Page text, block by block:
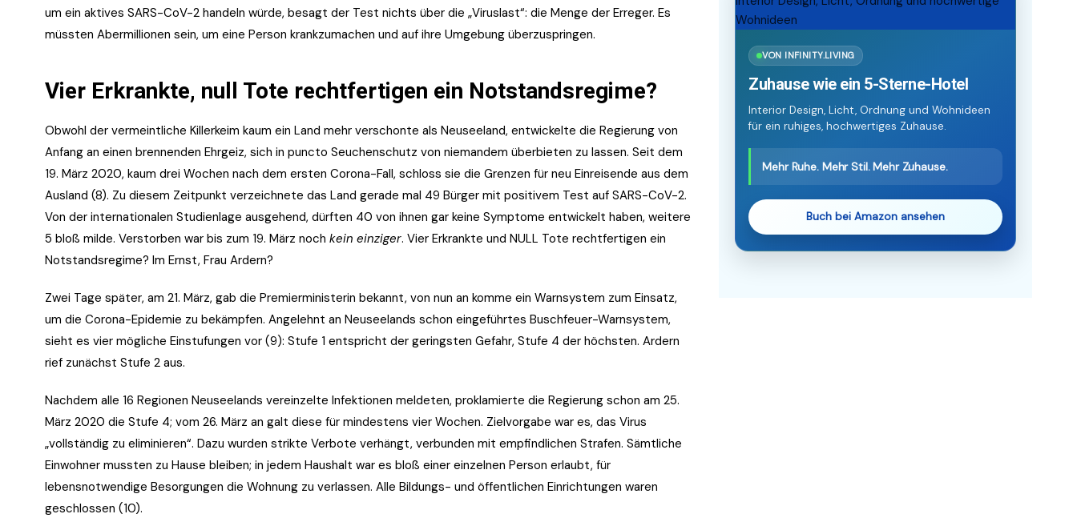
um ein aktives SARS-CoV-2 handeln würde, besagt der Test nichts über die „Viruslast“: die Menge der Erreger. Es
müssten Abermillionen sein, um eine Person krankzumachen und auf ihre Umgebung überzuspringen.
Vier Erkrankte, null Tote rechtfertigen ein Notstandsregime?
Obwohl der vermeintliche Killerkeim kaum ein Land mehr verschonte als Neuseeland, entwickelte die Regierung von
Anfang an einen brennenden Ehrgeiz, sich in puncto Seuchenschutz von niemandem überbieten zu lassen. Seit dem
19. März 2020, kaum drei Wochen nach dem ersten Corona-Fall, schloss sie die Grenzen für neu Einreisende aus dem
Ausland (8). Zu diesem Zeitpunkt verzeichnete das Land gerade mal 49 Bürger mit positivem Test auf SARS-CoV-2.
Von der internationalen Studienlage ausgehend, dürften 40 von ihnen gar keine Symptome entwickelt haben, weitere
5 bloß milde. Verstorben war bis zum 19. März noch kein einziger. Vier Erkrankte und NULL Tote rechtfertigen ein
Notstandsregime? Im Ernst, Frau Ardern?
Zwei Tage später, am 21. März, gab die Premierministerin bekannt, von nun an komme ein Warnsystem zum Einsatz,
um die Corona-Epidemie zu bekämpfen. Angelehnt an Neuseelands schon eingeführtes Buschfeuer-Warnsystem,
sieht es vier mögliche Einstufungen vor (9): Stufe 1 entspricht der geringsten Gefahr, Stufe 4 der höchsten. Ardern
rief zunächst Stufe 2 aus.
Nachdem alle 16 Regionen Neuseelands vereinzelte Infektionen meldeten, proklamierte die Regierung schon am 25.
März 2020 die Stufe 4; vom 26. März an galt diese für mindestens vier Wochen. Zielvorgabe war es, das Virus
„vollständig zu eliminieren“. Dazu wurden strikte Verbote verhängt, verbunden mit empfindlichen Strafen. Sämtliche
Einwohner mussten zu Hause bleiben; in jedem Haushalt war es bloß einer einzelnen Person erlaubt, für
lebensnotwendige Besorgungen die Wohnung zu verlassen. Alle Bildungs- und öffentlichen Einrichtungen waren
geschlossen (10).
VON INFINITY.LIVING
Zuhause wie ein 5-Sterne-Hotel
Interior Design, Licht, Ordnung und Wohnideen
für ein ruhiges, hochwertiges Zuhause.
Mehr Ruhe. Mehr Stil. Mehr Zuhause.
Buch bei Amazon ansehen